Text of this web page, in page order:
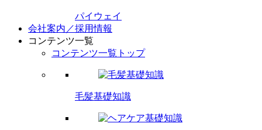
パイウェイ
会社案内／採用情報
コンテンツ一覧
コンテンツ一覧トップ
毛髪基礎知識